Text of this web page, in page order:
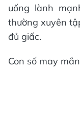
uống lành
thường xuyên
đủ giấc.
Con số may